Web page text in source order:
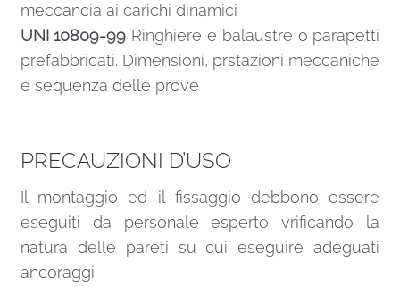
meccancia ai carichi dinamici
UNI 10809-99 Ringhiere e balaustre o parapetti
prefabbricati. Dimensioni, prstazioni meccaniche
e sequenza delle prove
PRECAUZIONI D’USO
Il montaggio ed il fissaggio debbono essere
eseguiti da personale esperto vrificando la
natura delle pareti su cui eseguire adeguati
ancoraggi.